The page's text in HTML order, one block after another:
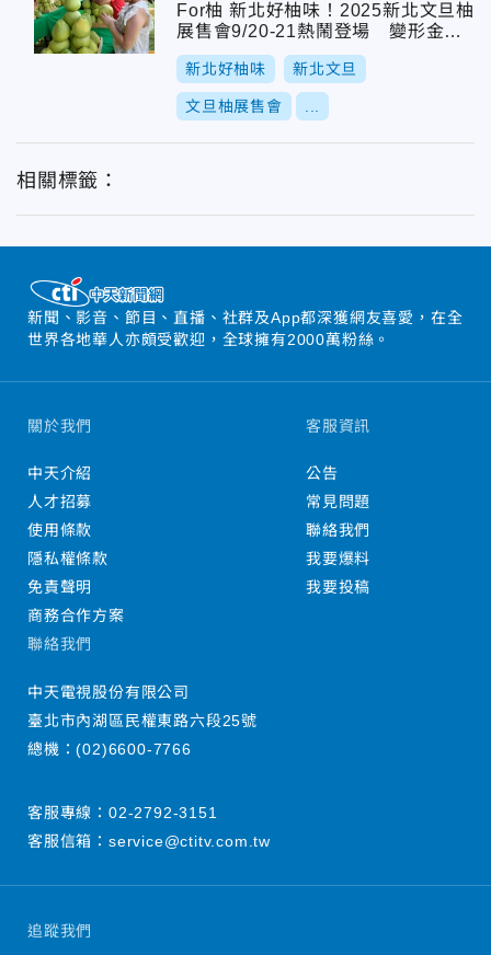
For柚 新北好柚味！2025新北文旦柚
展售會9/20-21熱鬧登場 變形金剛
秀、真人夾娃娃機、超值消費券等你
來
新北好柚味 新北文旦
文旦柚展售會
相關標籤：
新聞、影音、節目、直播、社群及App都深獲網友喜愛，在全
世界各地華人亦頗受歡迎，全球擁有2000萬粉絲。
追蹤我們
關於我們
中天介紹
人才招募
使用條款
隱私權條款
免責聲明
商務合作方案
客服資訊
公告
常見問題
聯絡我們
我要爆料
我要投稿
聯絡我們
中天電視股份有限公司
臺北市內湖區民權東路六段25號
總機：(02)6600-7766
客服專線： 02-2792-3151
客服信箱： service@ctitv.com.tw